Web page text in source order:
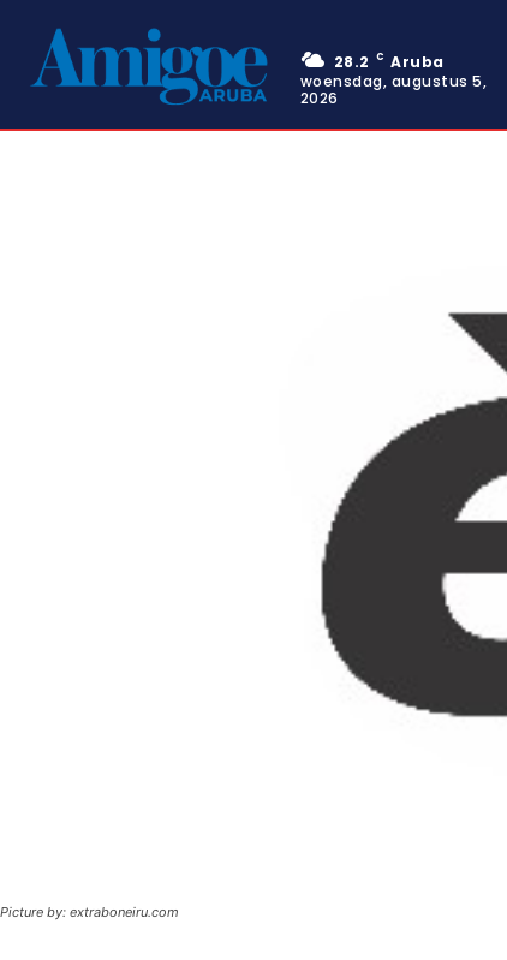
28.2 C Aruba
woensdag, augustus 5,
2026
Picture by: extraboneiru.com